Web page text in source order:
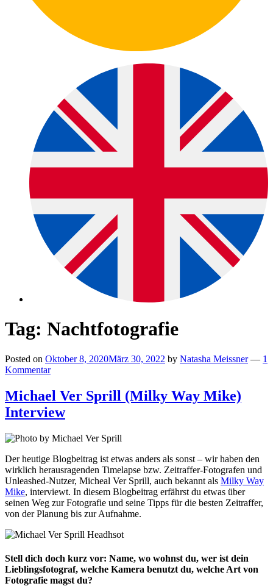
Tag: Nachtfotografie
Posted on Oktober 8, 2020März 30, 2022 by Natasha Meissner — 1
Kommentar
Michael Ver Sprill (Milky Way Mike)
Interview
Der heutige Blogbeitrag ist etwas anders als sonst – wir haben den
wirklich herausragenden Timelapse bzw. Zeitraffer-Fotografen und
Unleashed-Nutzer, Micheal Ver Sprill, auch bekannt als Milky Way
Mike, interviewt. In diesem Blogbeitrag erfährst du etwas über
seinen Weg zur Fotografie und seine Tipps für die besten Zeitraffer,
von der Planung bis zur Aufnahme.
Stell dich doch kurz vor: Name, wo wohnst du, wer ist dein
Lieblingsfotograf, welche Kamera benutzt du, welche Art von
Fotografie magst du?